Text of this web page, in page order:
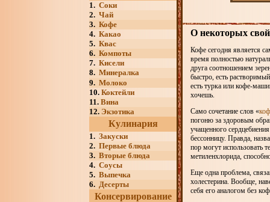
1. Соки
2. Чай
3. Кофе
4. Какао
5. Квас
6. Компоты
7. Кисели
8. Минералка
9. Молоко
10. Коктейли
11. Вина
12. Экзотика
Кулинария
1. Закуски
2. Первые блюда
3. Вторые блюда
4. Соусы
5. Выпечка
6. Десерты
Консервирование
О некоторых
Кофе сегодня является
время полностью
друга соотношением
быстро, есть
есть турка или кофе-
хочешь.
Само сочетание слов «
погоню за здоровым
учащенного
бессонницу. Правда,
пор могут использовать
метиленхлорида,
Еще одна проблема,
холестерина. Вообще,
себя его аналогом без